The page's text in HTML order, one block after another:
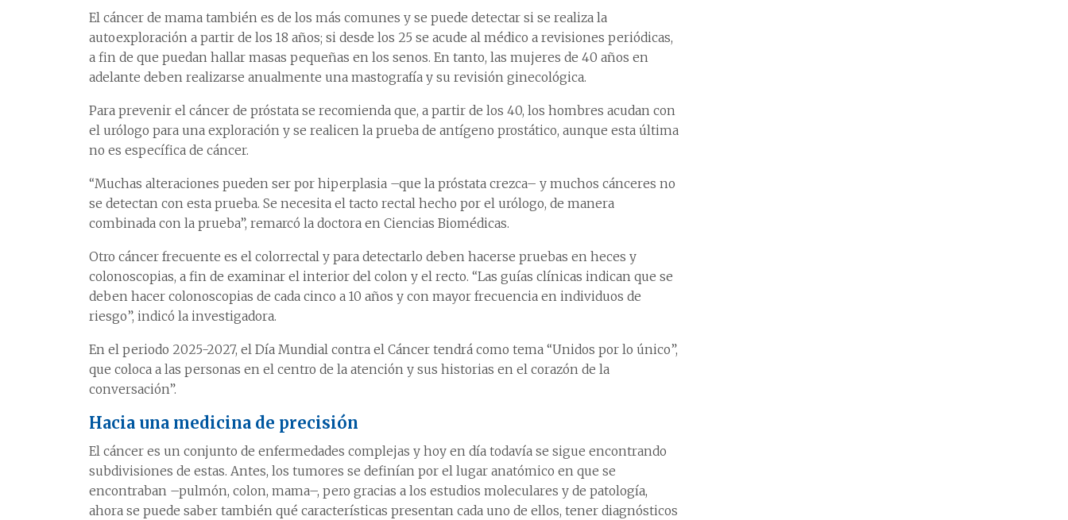
El cáncer de mama también es de los más comunes y se puede detectar si se realiza la
autoexploración a partir de los 18 años; si desde los 25 se acude al médico a revisiones periódicas,
a fin de que puedan hallar masas pequeñas en los senos. En tanto, las mujeres de 40 años en
adelante deben realizarse anualmente una mastografía y su revisión ginecológica.
Para prevenir el cáncer de próstata se recomienda que, a partir de los 40, los hombres acudan con
el urólogo para una exploración y se realicen la prueba de antígeno prostático, aunque esta última
no es específica de cáncer.
“Muchas alteraciones pueden ser por hiperplasia –que la próstata crezca– y muchos cánceres no
se detectan con esta prueba. Se necesita el tacto rectal hecho por el urólogo, de manera
combinada con la prueba”, remarcó la doctora en Ciencias Biomédicas.
Otro cáncer frecuente es el colorrectal y para detectarlo deben hacerse pruebas en heces y
colonoscopias, a fin de examinar el interior del colon y el recto. “Las guías clínicas indican que se
deben hacer colonoscopias de cada cinco a 10 años y con mayor frecuencia en individuos de
riesgo”, indicó la investigadora.
En el periodo 2025-2027, el Día Mundial contra el Cáncer tendrá como tema “Unidos por lo único”,
que coloca a las personas en el centro de la atención y sus historias en el corazón de la
conversación”.
Hacia una medicina de precisión
El cáncer es un conjunto de enfermedades complejas y hoy en día todavía se sigue encontrando
subdivisiones de estas. Antes, los tumores se definían por el lugar anatómico en que se
encontraban –pulmón, colon, mama–, pero gracias a los estudios moleculares y de patología,
ahora se puede saber también qué características presentan cada uno de ellos, tener diagnósticos